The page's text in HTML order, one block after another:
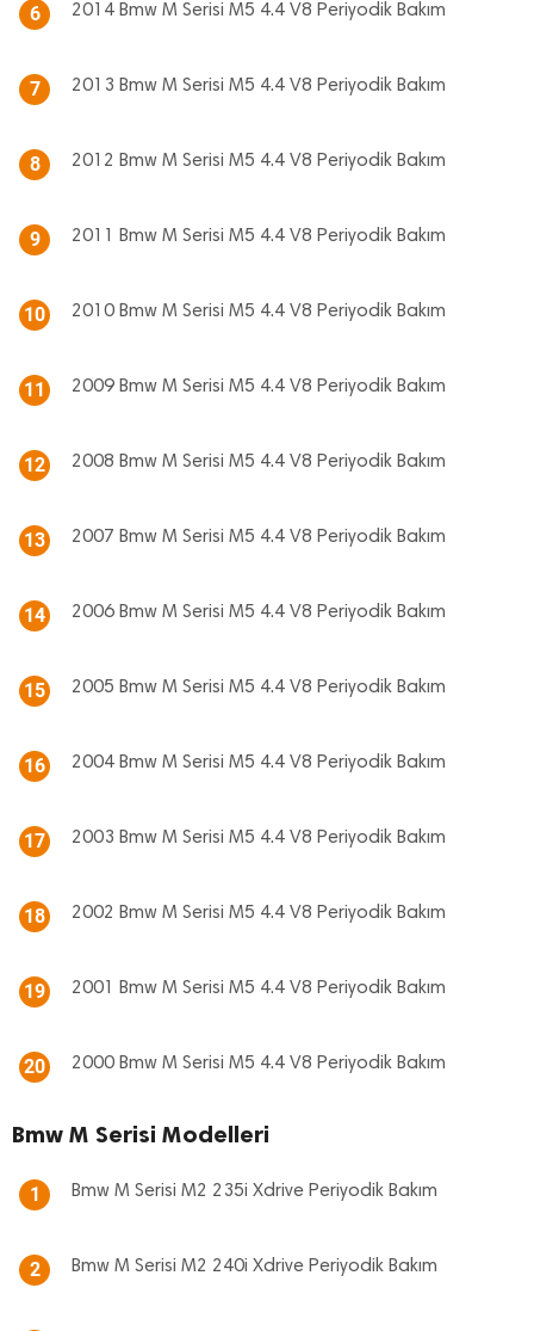
6 2014 Bmw M Serisi M5 4.4 V8 Periyodik Bakım
7 2013 Bmw M Serisi M5 4.4 V8 Periyodik Bakım
8 2012 Bmw M Serisi M5 4.4 V8 Periyodik Bakım
9 2011 Bmw M Serisi M5 4.4 V8 Periyodik Bakım
10 2010 Bmw M Serisi M5 4.4 V8 Periyodik Bakım
11 2009 Bmw M Serisi M5 4.4 V8 Periyodik Bakım
12 2008 Bmw M Serisi M5 4.4 V8 Periyodik Bakım
13 2007 Bmw M Serisi M5 4.4 V8 Periyodik Bakım
14 2006 Bmw M Serisi M5 4.4 V8 Periyodik Bakım
15 2005 Bmw M Serisi M5 4.4 V8 Periyodik Bakım
16 2004 Bmw M Serisi M5 4.4 V8 Periyodik Bakım
17 2003 Bmw M Serisi M5 4.4 V8 Periyodik Bakım
18 2002 Bmw M Serisi M5 4.4 V8 Periyodik Bakım
19 2001 Bmw M Serisi M5 4.4 V8 Periyodik Bakım
20 2000 Bmw M Serisi M5 4.4 V8 Periyodik Bakım
Bmw M Serisi Modelleri
1 Bmw M Serisi M2 235i Xdrive Periyodik Bakım
2 Bmw M Serisi M2 240i Xdrive Periyodik Bakım